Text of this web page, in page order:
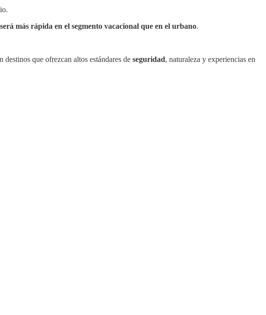
más rápida en el segmento vacacional que en el urbano.
destinos que ofrezcan altos estándares de seguridad, naturaleza y experiencias en